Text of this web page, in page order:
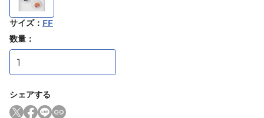
サイズ： FF
数量：
シェアする